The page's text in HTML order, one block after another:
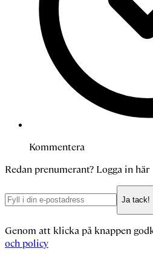
Kommentera
Redan prenumerant? Logga in här
Ja tack!
Genom att klicka på knappen
och policy